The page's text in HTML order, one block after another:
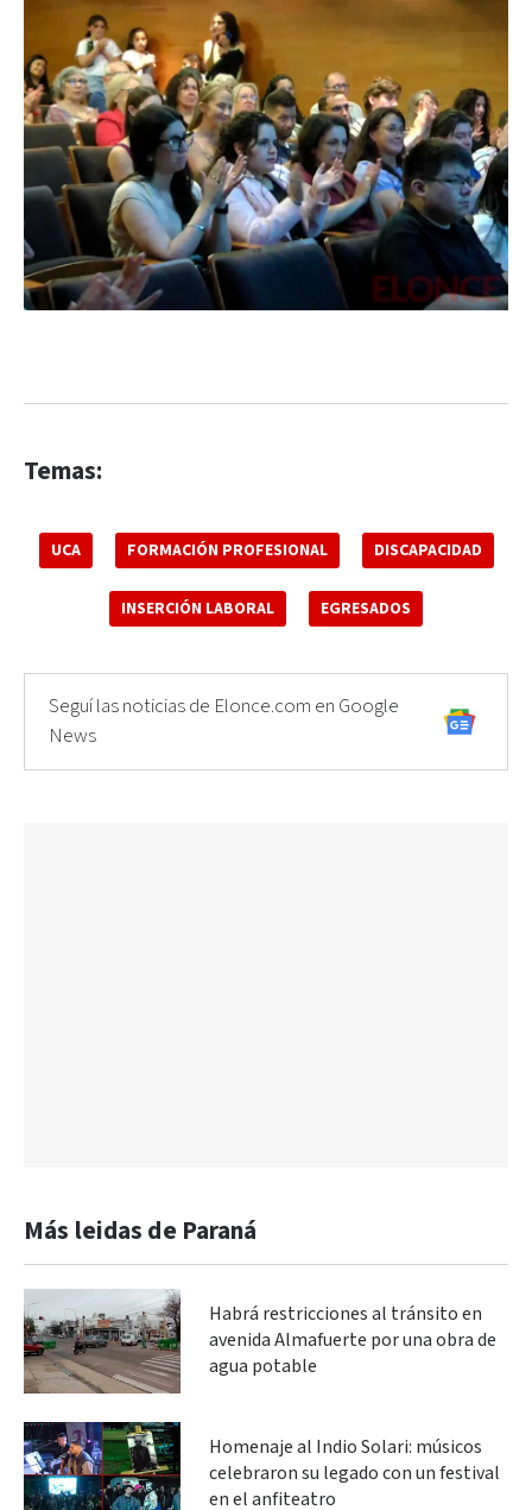
Temas:
UCA FORMACIÓN PROFESIONAL DISCAPACIDAD
INSERCIÓN LABORAL EGRESADOS
Seguí las noticias de Elonce.com en Google
News
Más leidas de Paraná
Habrá restricciones al tránsito en
avenida Almafuerte por una obra de
agua potable
Homenaje al Indio Solari: músicos
celebraron su legado con un festival
en el anfiteatro